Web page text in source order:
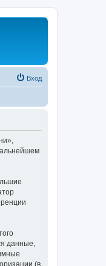
Вход
данные,
(в